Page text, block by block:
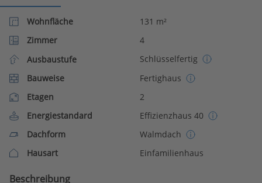
Wohnfläche
131 m²
Zimmer
4
Ausbaustufe
Schlüsselfertig
Bauweise
Fertighaus
Etagen
2
Energiestandard
Effizienzhaus 40
Dachform
Walmdach
Hausart
Einfamilienhaus
Beschreibung